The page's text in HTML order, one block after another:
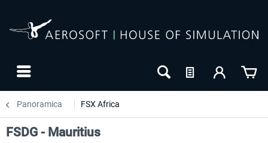
Panoramica FSX Africa
FSDG - Mauritius